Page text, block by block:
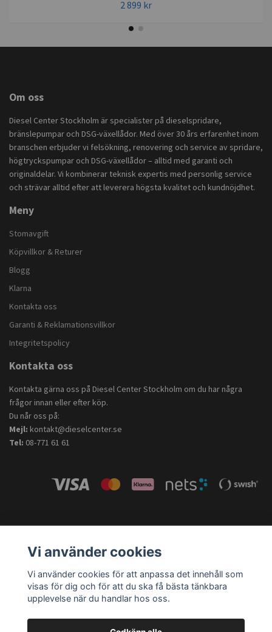
2 899 kr
Om oss
Diesel Center Stockholm är specialister på dieselspridare,
bränslepumpar och DSG-växellådor. Med över 30 års erfarenhet inom
branschen erbjuder vi felsökning, renovering och service av spridare,
högtryckspumpar och DSG-växellådor – alltid med garanti och
originaldelar. Vi kombinerar teknisk expertis med personlig service
och strävar alltid efter att leverera högsta kvalitet och kundnöjdhet.
Meny
Stomavgift
Köpvillkor & Returer
Blogg
Klarna
Kontakta oss
Garanti & Reklamationsvillkor
Integritetspolicy
Kontakta oss
Kontakta gärna oss på Diesel Center Stockholm om du har några
frågor innan eller efter köp.
Du når oss på:
Mejl: kontakt@dieselcenter.se
Tel: 08-771 61 61
Vi använder cookies
Vi använder cookies för att anpassa det innehåll som
visas för dig och för att du ska få bästa tänkbara
upplevelse när du handlar hos oss.